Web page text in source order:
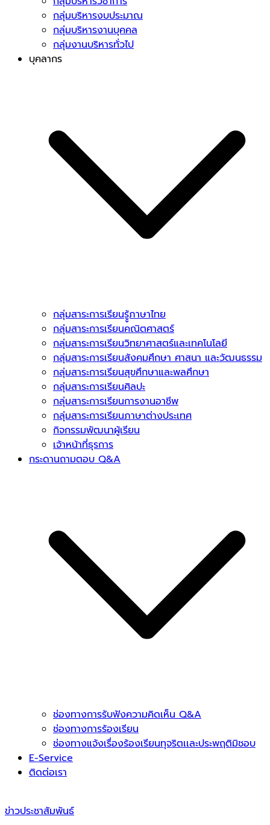
กลุ่มบริหารงบประมาณ
กลุ่มบริหารงานบุคคล
กลุ่มงานบริหารทั่วไป
บุคลากร
กลุ่มสาระการเรียนรูู้ภาษาไทย
กลุ่มสาระการเรียนคณิตศาสตร์
กลุ่มสาระการเรียนวิทยาศาสตร์และเทคโนโลยี
กลุ่มสาระการเรียนสังคมศึกษา ศาสนา และวัฒนธรรม
กลุ่มสาระการเรียนสุขศึกษาและพลศึกษา
กลุ่มสาระการเรียนศิลปะ
กลุ่มสาระการเรียนการงานอาชีพ
กลุ่มสาระการเรียนภาษาต่างประเทศ
กิจกรรมพัฒนาผู้เรียน
เจ้าหน้าที่ธุรการ
กระดานถามตอบ Q&A
ช่องทางการรับฟังความคิดเห็น Q&A
ช่องทางการร้องเรียน
ช่องทางแจ้งเรื่องร้องเรียนทุจริตเเละประพฤติมิชอบ
E-Service
ติดต่อเรา
ข่าวประชาสัมพันธ์